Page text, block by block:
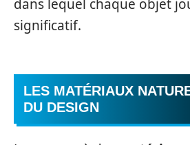
dans lequel chaque objet
significatif.
LES MATÉRIAUX
DU DESIGN